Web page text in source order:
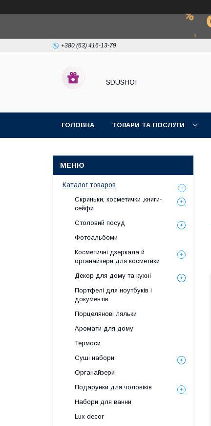
+380 (63) 416-13-79
SDUSHOI
ГОЛОВНА ТОВАРИ ТА ПОСЛУГИ
Каталог товаров
Скриньки, косметички ,книги-
сейфи
Столовий посуд
Фотоальбоми
Косметичні дзеркала й
органайзери для косметики
Декор для дому та кухні
Портфелі для ноутбуків і
документів
Порцелянові ляльки
Аромати для дому
Термоси
Суші набори
Органайзери
Подарунки для чоловіків
Набори для ванни
Lux decor